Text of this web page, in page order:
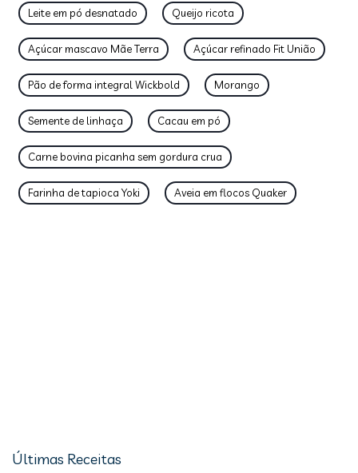
Leite em pó desnatado Queijo ricota
Açúcar mascavo Mãe Terra Açúcar refinado Fit União
Pão de forma integral Wickbold Morango
Semente de linhaça Cacau em pó
Carne bovina picanha sem gordura crua
Farinha de tapioca Yoki Aveia em flocos Quaker
Últimas Receitas